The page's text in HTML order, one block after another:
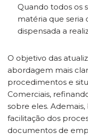
Quando todos os
matéria que seria
dispensada a
O objetivo das
abordagem mais
procedimentos e
Comerciais,
sobre eles.
facilitação dos
documentos de